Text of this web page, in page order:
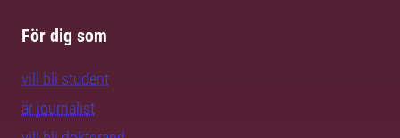
För dig som
vill bli student
är journalist